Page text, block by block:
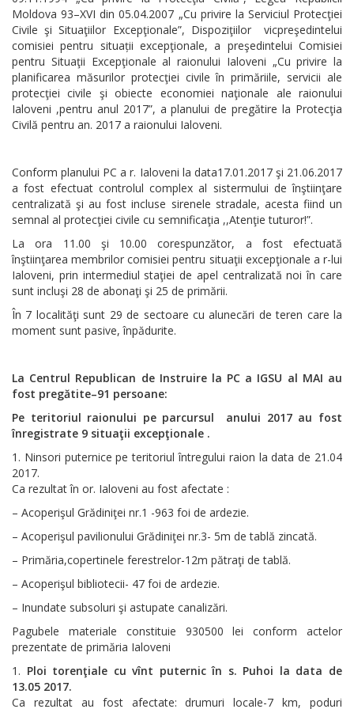
Moldova 93–XVI din 05.04.2007 „Cu privire la Serviciul Protecţiei
Civile şi Situaţiilor Excepţionale”, Dispoziţiilor vicpreşedintelui
comisiei pentru situații excepţionale, a preşedintelui Comisiei
pentru Situaţii Excepţionale al raionului Ialoveni „Cu privire la
planificarea măsurilor protecţiei civile în primăriile, servicii ale
protecţiei civile şi obiecte economiei naţionale ale raionului
Ialoveni ,pentru anul 2017”, a planului de pregătire la Protecţia
Civilă pentru an. 2017 a raionului Ialoveni.
Conform planului PC a r. Ialoveni la data17.01.2017 şi 21.06.2017
a fost efectuat controlul complex al sistermului de înştiinţare
centralizată şi au fost incluse sirenele stradale, acesta fiind un
semnal al protecţiei civile cu semnificaţia ,,Atenţie tuturor!”.
La ora 11.00 şi 10.00 corespunzător, a fost efectuată
înştiinţarea membrilor comisiei pentru situaţii excepţionale a r-lui
Ialoveni, prin intermediul staţiei de apel centralizată noi în care
sunt incluşi 28 de abonaţi şi 25 de primării.
În 7 localităţi sunt 29 de sectoare cu alunecări de teren care la
moment sunt pasive, înpădurite.
La Centrul Republican de Instruire la PC a IGSU al MAI au
fost pregătite–91 persoane:
Pe teritoriul raionului pe parcursul anului 2017 au fost
înregistrate 9 situaţii excepţionale .
Ninsori puternice pe teritoriul întregului raion la data de 21.04
2017.
Ca rezultat în or. Ialoveni au fost afectate :
– Acoperişul Grădiniţei nr.1 -963 foi de ardezie.
– Acoperişul pavilionului Grădiniţei nr.3- 5m de tablă zincată.
– Primăria,copertinele ferestrelor-12m pătraţi de tablă.
– Acoperişul bibliotecii- 47 foi de ardezie.
– Inundate subsoluri şi astupate canalizări.
Pagubele materiale constituie 930500 lei conform actelor
prezentate de primăria Ialoveni
Ploi torenţiale cu vînt puternic în s. Puhoi la data de
13.05 2017.
Ca rezultat au fost afectate: drumuri locale-7 km, poduri